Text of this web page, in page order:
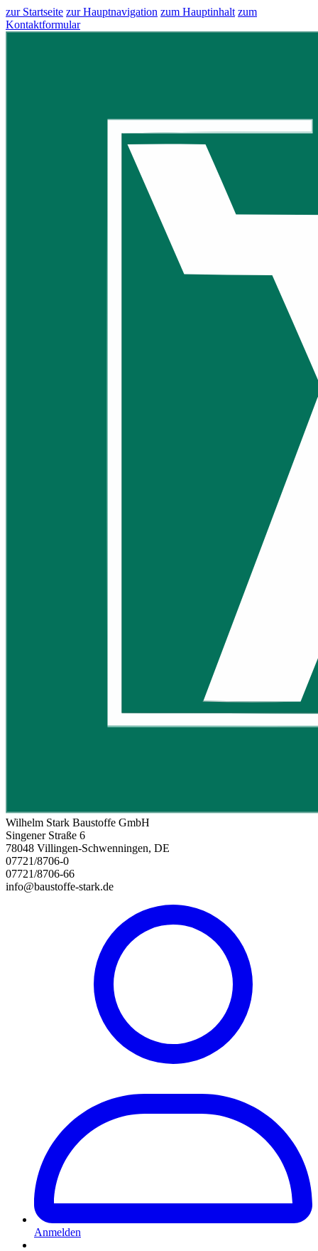
zur Startseite zur Hauptnavigation zum Hauptinhalt zum
Kontaktformular
Wilhelm Stark Baustoffe GmbH
Singener Straße 6
78048 Villingen-Schwenningen, DE
07721/8706-0
07721/8706-66
info@baustoffe-stark.de
Anmelden